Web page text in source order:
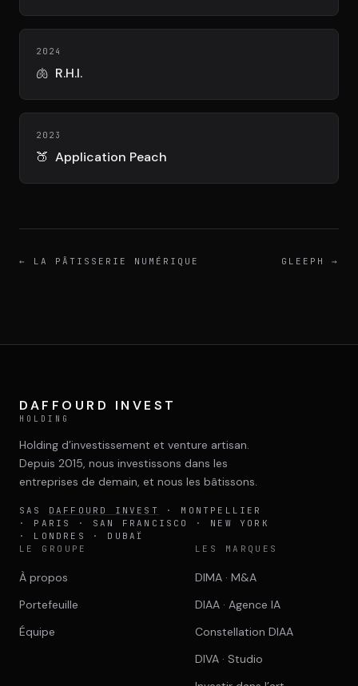
AGENCE CONSEIL & SSII
2024
🫁 R.H.I.
2023
🍑 Application Peach
← LA PÂTISSERIE NUMÉRIQUE GLEEPH →
DAFFOURD INVEST
HOLDING
Holding d’investissement et venture artisan.
Depuis 2015, nous investissons dans les
entreprises de demain, et nous les bâtissons.
SAS DAFFOURD INVEST
· MONTPELLIER
· PARIS · SAN FRANCISCO · NEW YORK
· LONDRES · DUBAÏ
LE GROUPE
À propos
Portefeuille
Équipe
LES MARQUES
DIMA · M&A
DIAA · Agence IA
Constellation DIAA
DIVA · Studio